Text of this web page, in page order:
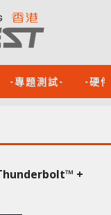
-專題測試- -硬
+